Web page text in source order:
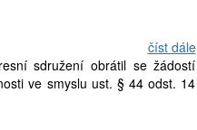
číst dále
sdružení obrátil se žádostí
ve smyslu ust. § 44 odst. 14